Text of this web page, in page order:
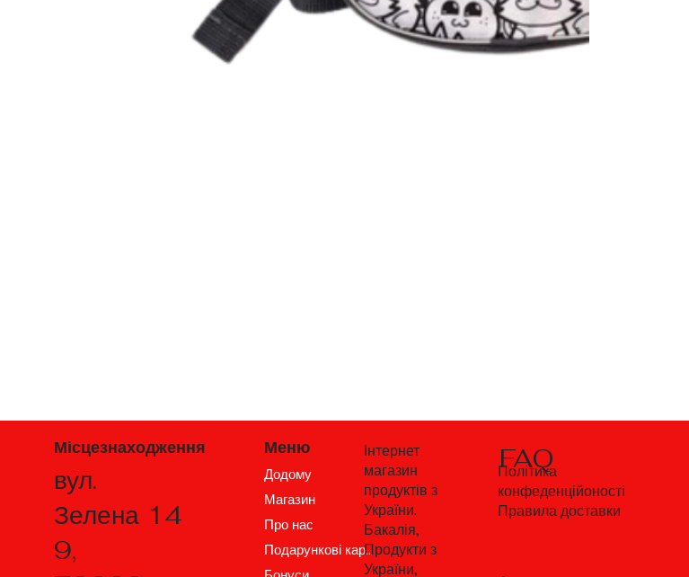
Місцезнаходження
вул.
Зелена 14
9,
Меню
Додому
Магазин
Про нас
Подарункові карти
Інтернет
магазин
продуктів з
України.
Бакалія,
Продукти з
України,
FAQ
Політика
конфеденційоності
Правила доставки